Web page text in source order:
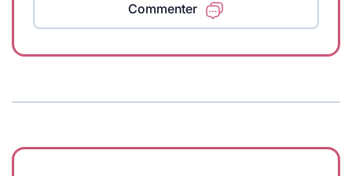
Commenter